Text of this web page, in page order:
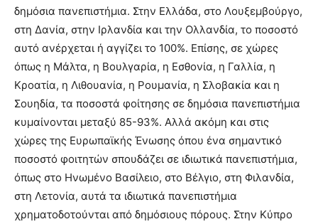
δημόσια πανεπιστήμια. Στην Ελλάδα, στο Λουξεμβούργο,
στη Δανία, στην Ιρλανδία και την Ολλανδία, το ποσοστό
αυτό ανέρχεται ή αγγίζει το 100%. Επίσης, σε χώρες
όπως η Μάλτα, η Βουλγαρία, η Εσθονία, η Γαλλία, η
Κροατία, η Λιθουανία, η Ρουμανία, η Σλοβακία και η
Σουηδία, τα ποσοστά φοίτησης σε δημόσια πανεπιστήμια
κυμαίνονται μεταξύ 85-93%. Αλλά ακόμη και στις
χώρες της Ευρωπαϊκής Ένωσης όπου ένα σημαντικό
ποσοστό φοιτητών σπουδάζει σε ιδιωτικά πανεπιστήμια,
όπως στο Ηνωμένο Βασίλειο, στο Βέλγιο, στη Φιλανδία,
στη Λετονία, αυτά τα ιδιωτικά πανεπιστήμια
χρηματοδοτούνται από δημόσιους πόρους. Στην Κύπρο